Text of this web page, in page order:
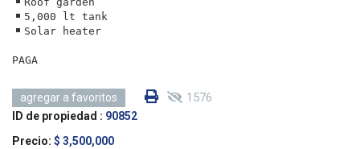
5,000 lt tank
Solar heater
PAGA
agregar a favoritos 1576
ID de propiedad : 90852
Precio: $ 3,500,000